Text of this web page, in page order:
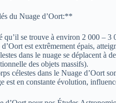
du Nuage d’Oort:**
se trouve à environ 2 000 – 3
est extrêmement épais,
dans le nuage se déplacent à
des objets massifs).
célestes dans le Nuage d’Oort
en constante évolution,